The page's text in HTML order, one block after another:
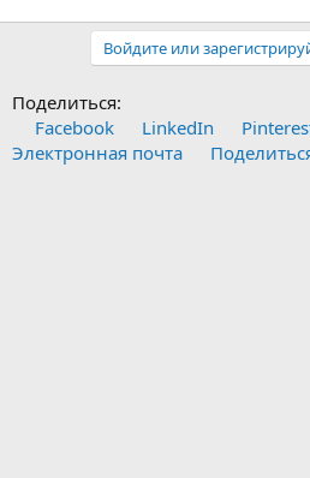
Войдите или
Поделиться:
Facebook
LinkedIn
Электронная почта